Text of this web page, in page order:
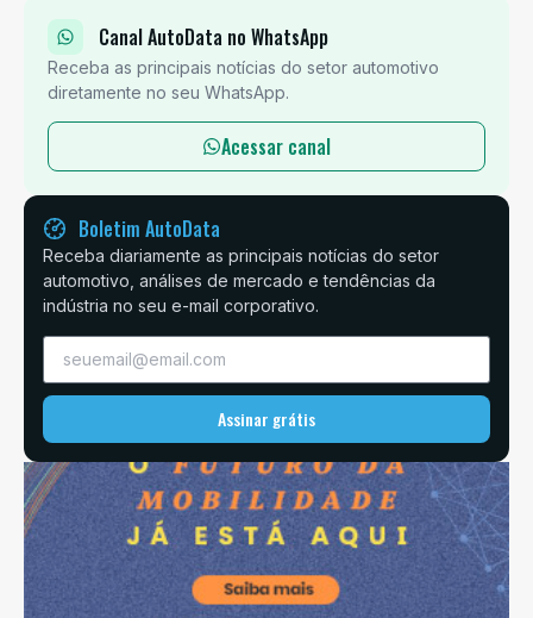
Canal AutoData no WhatsApp
Receba as principais notícias do setor automotivo
diretamente no seu WhatsApp.
Acessar canal
Boletim AutoData
Receba diariamente as principais notícias do setor
automotivo, análises de mercado e tendências da
indústria no seu e-mail corporativo.
Assinar grátis